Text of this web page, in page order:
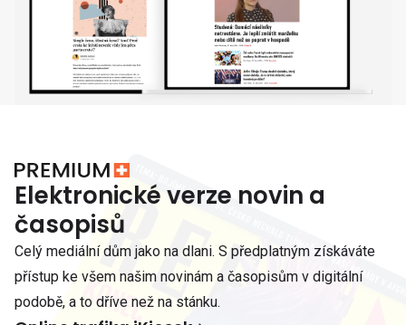
Elektronické verze novin a
časopisů
Celý mediální dům jako na dlani. S předplatným získáváte
přístup ke všem našim novinám a časopisům v digitální
podobě, a to dříve než na stánku.